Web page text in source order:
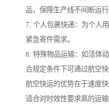
品，保障生产线不间断运行
7. 个人包裹快递：为个人
紧急寄件需求。
8. 特殊物品运输：如活体
合规定条件下可通过航空快
航空快运的优势在于速度
适合对时效性要求高的运输